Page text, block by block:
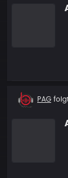
Neuer
Follower
PAG